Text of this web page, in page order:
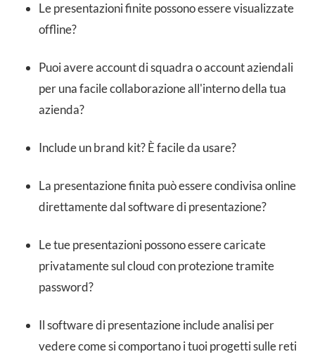
Le presentazioni finite possono essere visualizzate
offline?
Puoi avere account di squadra o account aziendali
per una facile collaborazione all'interno della tua
azienda?
Include un brand kit? È facile da usare?
La presentazione finita può essere condivisa online
direttamente dal software di presentazione?
Le tue presentazioni possono essere caricate
privatamente sul cloud con protezione tramite
password?
Il software di presentazione include analisi per
vedere come si comportano i tuoi progetti sulle reti